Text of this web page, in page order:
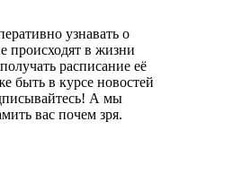
узнавать о
происходят в жизни
расписание её
быть в курсе новостей
А мы
вас почем зря.